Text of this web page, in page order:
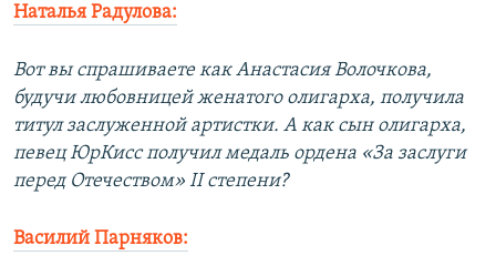
Наталья Радулова:
Вот вы спрашиваете как Анастасия Волочкова,
будучи любовницей женатого олигарха, получила
титул заслуженной артистки. А как сын олигарха,
певец ЮрКисс получил медаль ордена «За заслуги
перед Отечеством» II степени?
Василий Парняков: